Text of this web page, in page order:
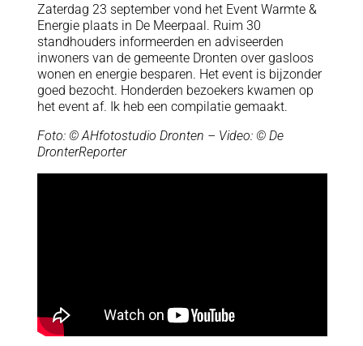
Zaterdag 23 september vond het Event Warmte &
Energie plaats in De Meerpaal. Ruim 30
standhouders informeerden en adviseerden
inwoners van de gemeente Dronten over gasloos
wonen en energie besparen. Het event is bijzonder
goed bezocht. Honderden bezoekers kwamen op
het event af. Ik heb een compilatie gemaakt.
Foto: © AHfotostudio Dronten – Video: © De
DronterReporter